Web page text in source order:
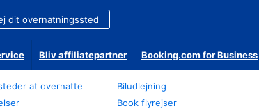
dit overnatningssted
Bliv affiliatepartner Booking.com for Business
at overnatte
Biludlejning
Book flyrejser